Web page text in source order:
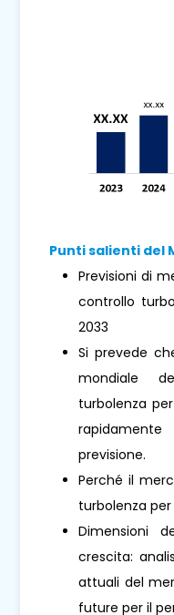
Punti salienti del
Previsioni di
controllo
2033
Si prevede
mondiale
turbolenza
previsione.
Perché il
turbolenza
Dimensioni
crescita:
attuali del
future per il